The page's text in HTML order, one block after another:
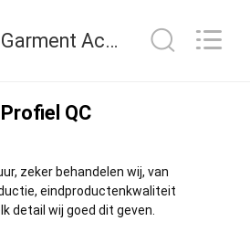
T&K Garment Accessories Co.,Ltd Kwaliteitscontrole
Profiel QC
zeker behandelen wij, van
eindproductenkwaliteit
detail wij goed dit geven.